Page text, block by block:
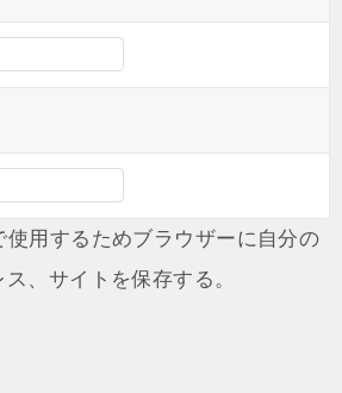
使用するためブラウザーに自分の
、サイトを保存する。